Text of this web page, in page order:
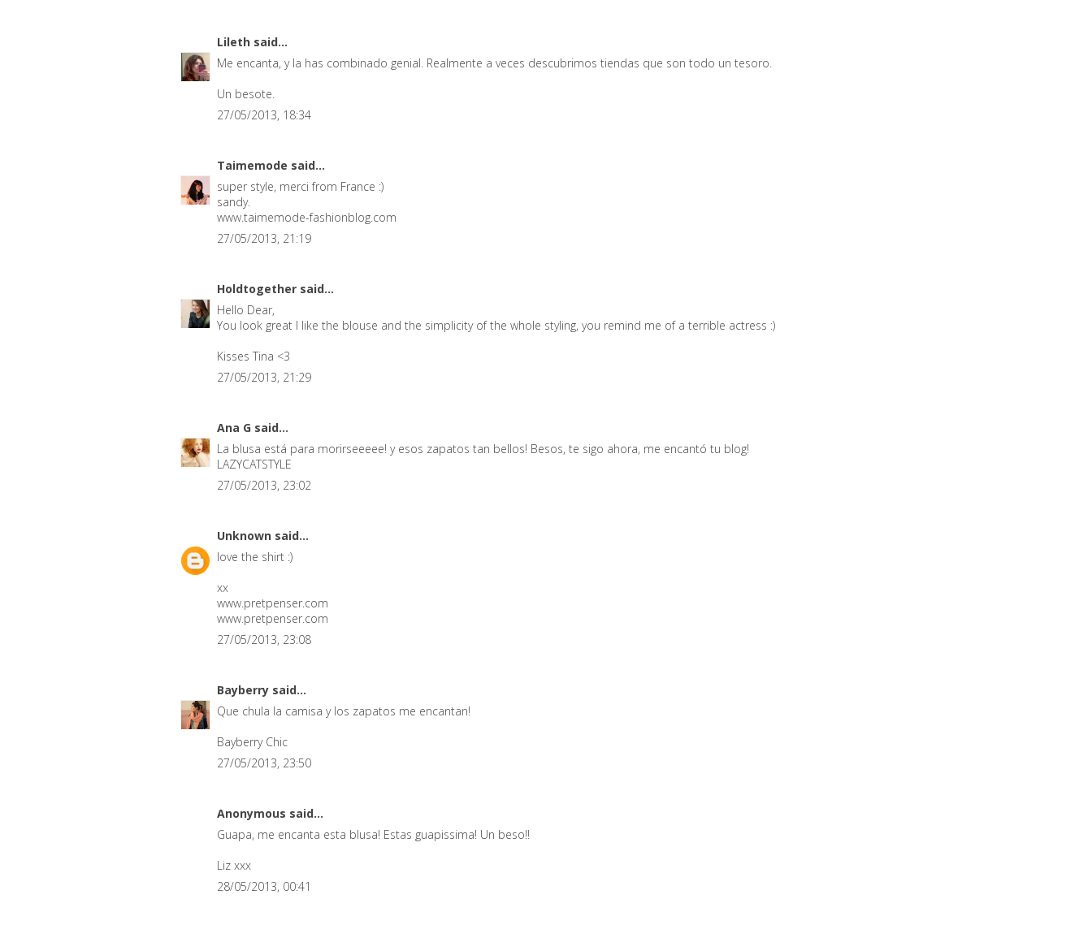
Lileth said...
Me encanta, y la has combinado genial. Realmente a veces descubrimos tiendas que son todo un tesoro.
Un besote.
27/05/2013, 18:34
Taimemode said...
super style, merci from France :)
sandy.
www.taimemode-fashionblog.com
27/05/2013, 21:19
Holdtogether said...
Hello Dear,
You look great I like the blouse and the simplicity of the whole styling, you remind me of a terrible actress :)
Kisses Tina <3
27/05/2013, 21:29
Ana G said...
La blusa está para morirseeeee! y esos zapatos tan bellos! Besos, te sigo ahora, me encantó tu blog!
LAZYCATSTYLE
27/05/2013, 23:02
Unknown said...
love the shirt :)
xx
www.pretpenser.com
www.pretpenser.com
27/05/2013, 23:08
Bayberry said...
Que chula la camisa y los zapatos me encantan!
Bayberry Chic
27/05/2013, 23:50
Anonymous said...
Guapa, me encanta esta blusa! Estas guapissima! Un beso!!
Liz xxx
28/05/2013, 00:41